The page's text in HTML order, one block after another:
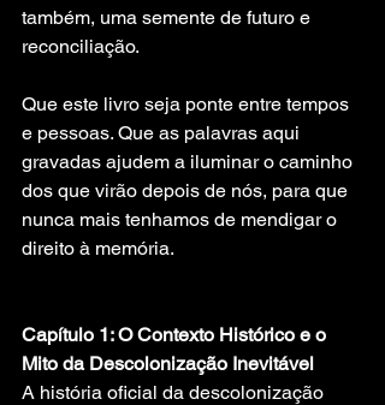
também, uma semente de futuro e
reconciliação.
Que este livro seja ponte entre tempos
e pessoas. Que as palavras aqui
gravadas ajudem a iluminar o caminho
dos que virão depois de nós, para que
nunca mais tenhamos de mendigar o
direito à memória.
Capítulo 1: O Contexto Histórico e o
Mito da Descolonização Inevitável
A história oficial da descolonização